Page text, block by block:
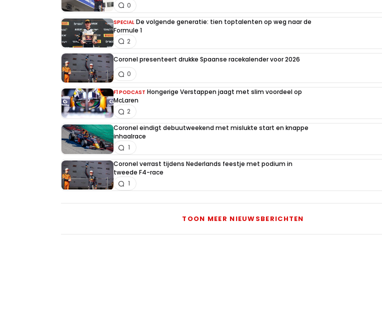
0
SPECIAL De volgende generatie: tien toptalenten op weg naar de
Formule 1
2
Coronel presenteert drukke Spaanse racekalender voor 2026
0
F1 PODCAST Hongerige Verstappen jaagt met slim voordeel op
McLaren
2
Coronel eindigt debuutweekend met mislukte start en knappe
inhaalrace
1
Coronel verrast tijdens Nederlands feestje met podium in
tweede F4-race
1
TOON MEER NIEUWSBERICHTEN